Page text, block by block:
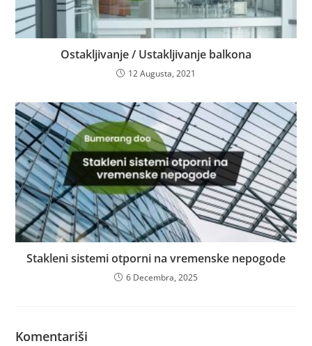
Ostakljivanje / Ustakljivanje balkona
12 Augusta, 2021
Stakleni sistemi otporni na vremenske nepogode
6 Decembra, 2025
Komentariši